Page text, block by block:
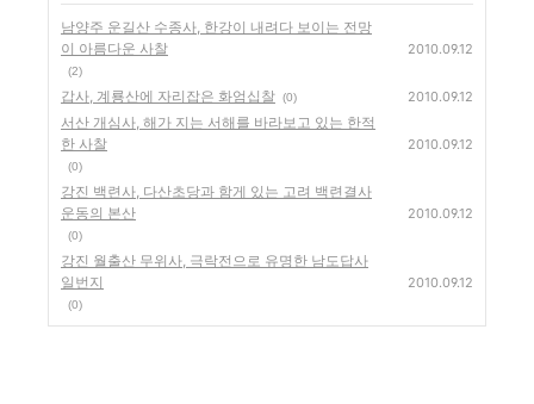
남양주 운길산 수종사, 한강이 내려다 보이는 전망
이 아름다운 사찰
(2)
2010.09.12
갑사, 계룡산에 자리잡은 화엄십찰 (0) 2010.09.12
서산 개심사, 해가 지는 서해를 바라보고 있는 한적
한 사찰
(0)
2010.09.12
강진 백련사, 다산초당과 함게 있는 고려 백련결사
운동의 본산
(0)
2010.09.12
강진 월출산 무위사, 극락전으로 유명한 남도답사
일번지
(0)
2010.09.12